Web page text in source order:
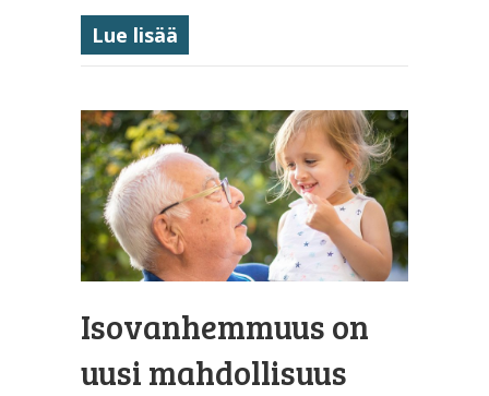
Lue lisää
Isovanhemmuus on
uusi mahdollisuus